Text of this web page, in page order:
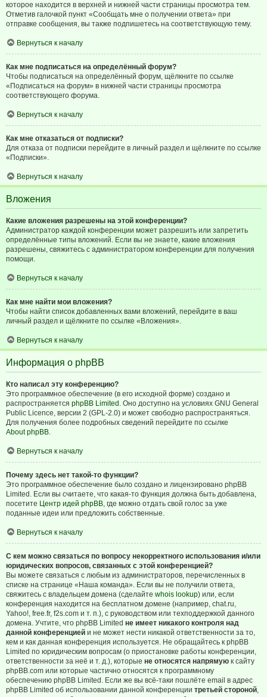
которое находится в верхней и нижней части страницы просмотра тем.
Отметив галочкой пункт «Сообщать мне о получении ответа» при
отправке сообщения, вы также подпишетесь на соответствующую тему.
Вернуться к началу
Как мне подписаться на определённый форум?
Чтобы подписаться на определённый форум, щёлкните по ссылке
«Подписаться на форум» в нижней части страницы просмотра
соответствующего форума.
Вернуться к началу
Как мне отказаться от подписки?
Для отказа от подписки перейдите в личный раздел и щёлкните по ссылке
«Подписки».
Вернуться к началу
Вложения
Какие вложения разрешены на этой конференции?
Администратор каждой конференции может разрешить или запретить
определённые типы вложений. Если вы не знаете, какие вложения
разрешены, свяжитесь с администратором конференции для получения
помощи.
Вернуться к началу
Как мне найти мои вложения?
Чтобы найти список добавленных вами вложений, перейдите в ваш
личный раздел и щёлкните по ссылке «Вложения».
Вернуться к началу
Информация о phpBB
Кто написал эту конференцию?
Это программное обеспечение (в его исходной форме) создано и
распространяется phpBB Limited . Оно доступно на условиях GNU General
Public Licence, версии 2 (GPL-2.0) и может свободно распространяться.
Для получения более подробных сведений перейдите по ссылке
About phpBB.
Вернуться к началу
Почему здесь нет такой-то функции?
Это программное обеспечение было создано и лицензировано phpBB
Limited. Если вы считаете, что какая-то функция должна быть добавлена,
посетите Центр идей phpBB, где можно отдать свой голос за уже
поданные идеи или предложить собственные.
Вернуться к началу
С кем можно связаться по вопросу некорректного использования и/или
юридических вопросов, связанных с этой конференцией?
Вы можете связаться с любым из администраторов, перечисленных в
списке на странице «Наша команда». Если вы не получили ответа,
свяжитесь с владельцем домена (сделайте whois lookup) или, если
конференция находится на бесплатном домене (например, chat.ru,
Yahoo!, free.fr, f2s.com и т. п.), с руководством или техподдержкой данного
домена. Учтите, что phpBB Limited не имеет никакого контроля над
данной конференцией и не может нести никакой ответственности за то,
кем и как данная конференция используется. Не обращайтесь к phpBB
Limited по юридическим вопросам (о приостановке работы конференции,
ответственности за неё и т. д.), которые не относятся напрямую к сайту
phpBB.com или которые частично относятся к программному
обеспечению phpBB Limited. Если же вы всё-таки пошлёте email в адрес
phpBB Limited об использовании данной конференции третьей стороной,